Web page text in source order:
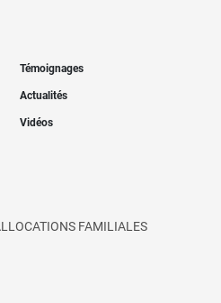
Témoignages
Actualités
Vidéos
FAMILIALES